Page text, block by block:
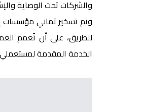
والشركات تحت الوصاية
وتم تسخير ثماني مؤسسات
للطريق، على أن تُعمم
الخدمة المقدمة لمستعملي